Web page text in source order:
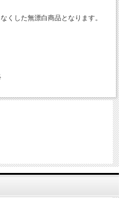
くした無漂白商品となります。